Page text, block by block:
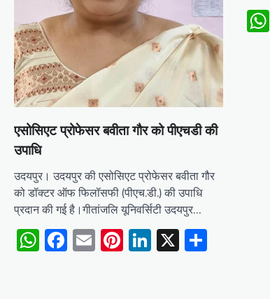
एसोसिएट प्रोफेसर बवीता गौर को पीएचडी की
उपाधि
उदयपुर। उदयपुर की एसोसिएट प्रोफेसर बवीता गौर
को डॉक्टर ऑफ फिलॉसफी (पीएच.डी.) की उपाधि
प्रदान की गई है।गीतांजलि यूनिवर्सिटी उदयपुर…
WhatsApp
Facebook
EmailPinterest
LinkedIn
X